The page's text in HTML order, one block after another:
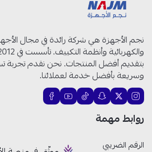
رقم الموديل
القدرة الكهربائية
السعة
المادة: بلاستيك عالي الجودة
اللون: أبيض
نظام أمان متعدد
لولب تسخين مستوٍ للغليان السريع
فلتر شبكي صغير
غطاء كبس مع فتحة عريضة
مؤشر مستوى الماء
نجم الأجهزة هي شركة رائدة في مجال
بتقديم أفضل المنتجات. نحن نقدم
وسريعة بأفضل خدمة لعملائنا.
روابط مهمة
الرقم الضريبي